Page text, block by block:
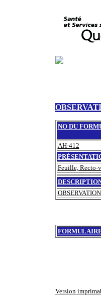
NO DU
AH-412
Feuille, Recto-
Version